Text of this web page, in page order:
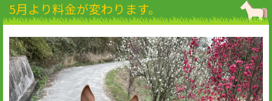
5月より料金が変わります。